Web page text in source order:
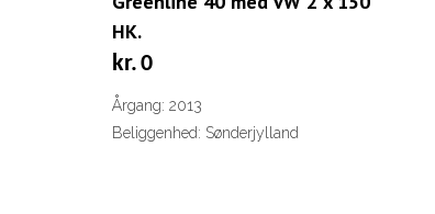
HK.
kr.0
Årgang: 2013
Beliggenhed: Sønderjylland